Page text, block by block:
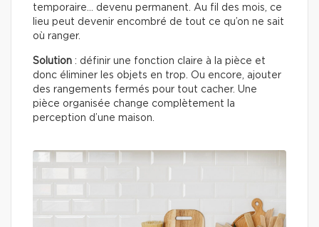
temporaire… devenu permanent. Au fil des mois, ce
lieu peut devenir encombré de tout ce qu’on ne sait
où ranger.
Solution : définir une fonction claire à la pièce et
donc éliminer les objets en trop. Ou encore, ajouter
des rangements fermés pour tout cacher. Une
pièce organisée change complètement la
perception d’une maison.